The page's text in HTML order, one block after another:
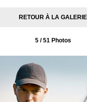
RETOUR À LA GALERIE
5/ 51 Photos